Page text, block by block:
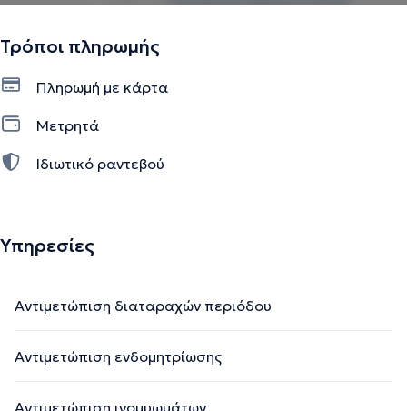
Τρόποι πληρωμής
Πληρωμή με κάρτα
Μετρητά
Ιδιωτικό ραντεβού
Υπηρεσίες
Αντιμετώπιση διαταραχών περιόδου
Αντιμετώπιση ενδομητρίωσης
Αντιμετώπιση ινομυωμάτων